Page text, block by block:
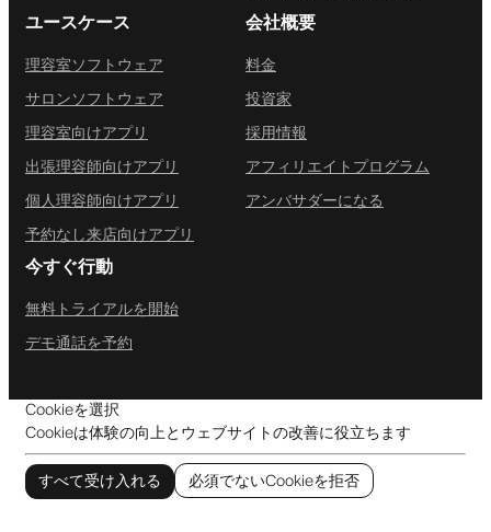
ユースケース
理容室ソフトウェア
サロンソフトウェア
理容室向けアプリ
出張理容師向けアプリ
個人理容師向けアプリ
予約なし来店向けアプリ
会社概要
料金
投資家
採用情報
アフィリエイトプログラム
アンバサダーになる
今すぐ行動
無料トライアルを開始
デモ通話を予約
Cookieを選択
Cookieは体験の向上とウェブサイトの改善に役立ちます
すべて受け入れる
必須でないCookieを拒否